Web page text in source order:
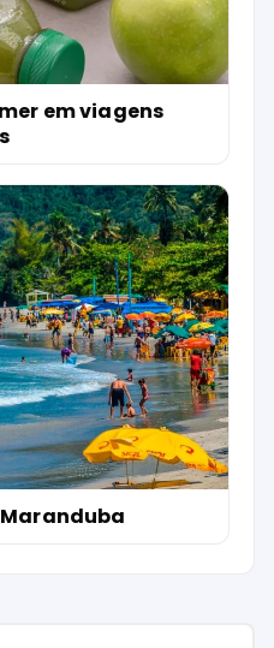
em viagens